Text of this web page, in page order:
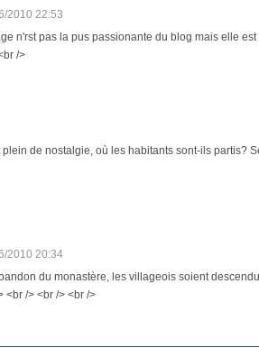
2010 22:53
n'rst pas la pus passionante du blog mais elle
/>
de nostalgie, où les habitants sont-ils partis?
2010 20:34
du monastère, les villageois soient
<br /> <br /> <br />